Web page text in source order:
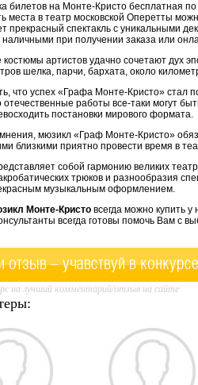
билетов на Монте-Кристо бесплатная
места в театр московской Оперетты
прекрасный спектакль с уникальными
при получении заказа или
артистов удачно сочетают дух
шелка, парчи, бархата, около
что успех «Графа Монте-Кристо» стал
отечественные работы все-таки могут
постановки мирового формата.
мюзикл «Граф Монте-Кристо»
близкими приятно провести время в
собой гармонию великих
трюков и разнообразия
музыкальным оформлением.
Монте-Кристовсегда можно купить у
всегда готовы помочь Вам с
отзыв - учавствуй в конкурсе
на лучший комментарий/отзыв на сайте